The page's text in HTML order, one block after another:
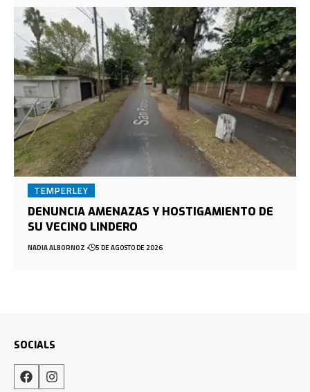
TEMPERLEY
DENUNCIA AMENAZAS Y HOSTIGAMIENTO DE
SU VECINO LINDERO
NADIA ALBORNOZ 5 DE AGOSTO DE 2026
SOCIALS